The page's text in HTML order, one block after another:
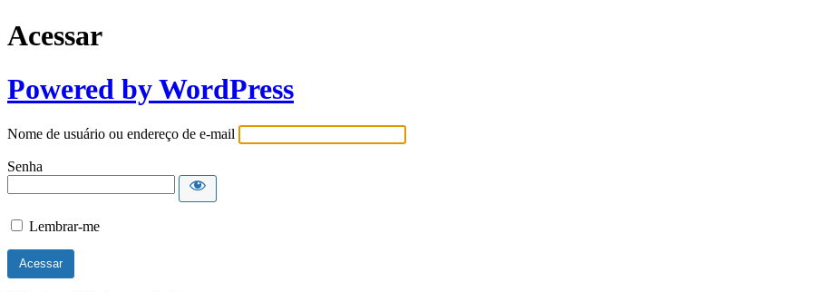
Acessar
Powered by WordPress
Nome de usuário ou endereço de e-mail
Senha
Lembrar-me